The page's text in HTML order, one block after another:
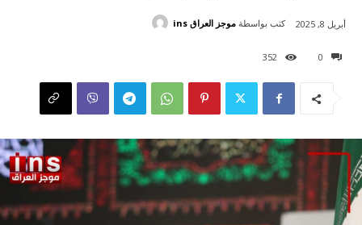
0
352
أبريل 8, 2025 كتب بواسطة موجز العراق ins